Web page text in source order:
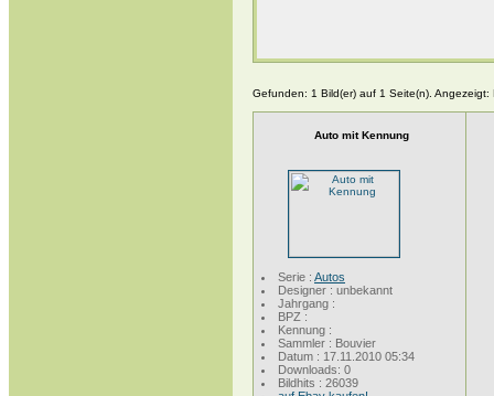
Gefunden: 1 Bild(er) auf 1 Seite(n). Angezeigt:
Auto mit Kennung
Serie : Autos
Designer : unbekannt
Jahrgang :
BPZ :
Kennung :
Sammler : Bouvier
Datum : 17.11.2010 05:34
Downloads: 0
Bildhits : 26039